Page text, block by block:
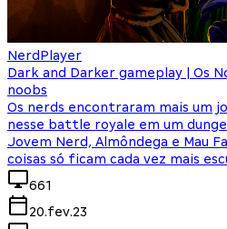
NerdPlayer
Dark and Darker gameplay | Os
noobs
Os nerds encontraram mais um
nesse battle royale em um
Jovem Nerd, Almôndega e Mau
coisas só ficam cada vez mais
661
20.fev.23